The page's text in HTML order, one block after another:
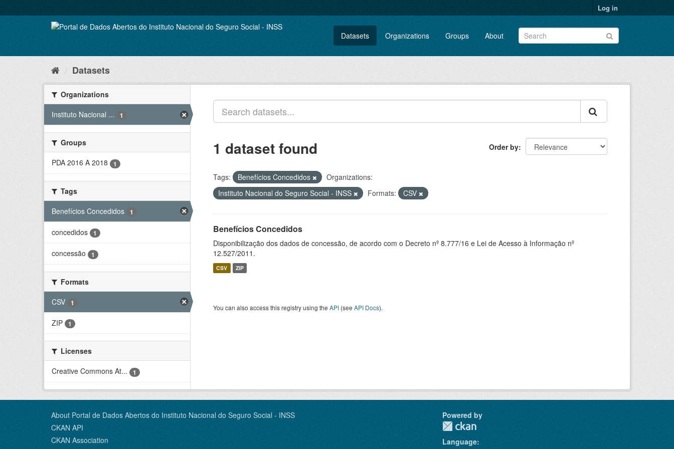
to
Log in
Datasets Organizations Groups About
Datasets
Organizations
Instituto Nacional ...
1
Groups
PDA 2016 A 2018
1
Tags
Benefícios Concedidos
1
concedidos 1
concessão 1
Formats
CSV
1
ZIP 1
Licenses
Creative Commons At...
1
Order by
1 dataset found
Tags: Benefícios Concedidos
Organizations:
Instituto Nacional do Seguro Social - INSS
Formats: CSV
Benefícios Concedidos
Disponibilização dos dados de concessão, de acordo com o Decreto nº 8.777/16 e Lei de Acesso à Informação nº
12.527/2011.
CSV ZIP
You can also access this registry using the API (see API Docs).
About Portal de Dados Abertos do Instituto Nacional do Seguro Social - INSS
CKAN API
CKAN Association
Powered by
Language